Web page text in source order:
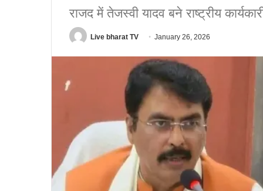
राजद में तेजस्वी यादव बने राष्ट्रीय
Live bharat TV January 26, 2026